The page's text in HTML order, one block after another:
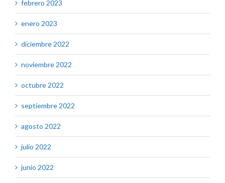
febrero 2023
enero 2023
diciembre 2022
noviembre 2022
octubre 2022
septiembre 2022
agosto 2022
julio 2022
junio 2022